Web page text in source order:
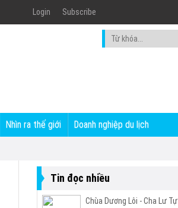
Login Subscribe
Nhìn ra thế giới Doanh nghiệp du lịch
Tin đọc nhiều
Chùa Dương Lôi - Cha Lư Tự